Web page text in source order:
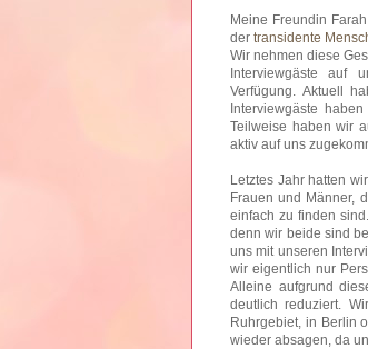
Meine Freundin
der transidente
Wir nehmen diese
Interviewgäste auf
Verfügung. Aktuell
Interviewgäste
Teilweise haben wir
aktiv auf uns
Letztes Jahr hatten
Frauen und Männer,
einfach zu finden
denn wir beide sind
uns mit unseren
wir eigentlich nur
Alleine aufgrund
deutlich reduziert.
Ruhrgebiet, in Berlin
wieder absagen, da